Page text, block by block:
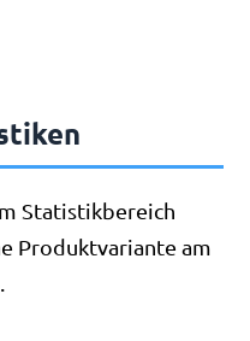
Statistikbereich
Produktvariante am